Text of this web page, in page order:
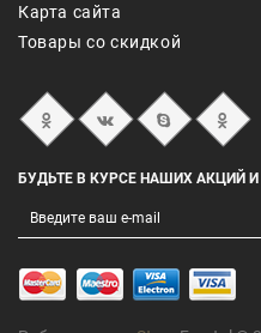
Карта сайта
Товары со скидкой
БУДЬТЕ В КУРСЕ НАШИХ АКЦИЙ И